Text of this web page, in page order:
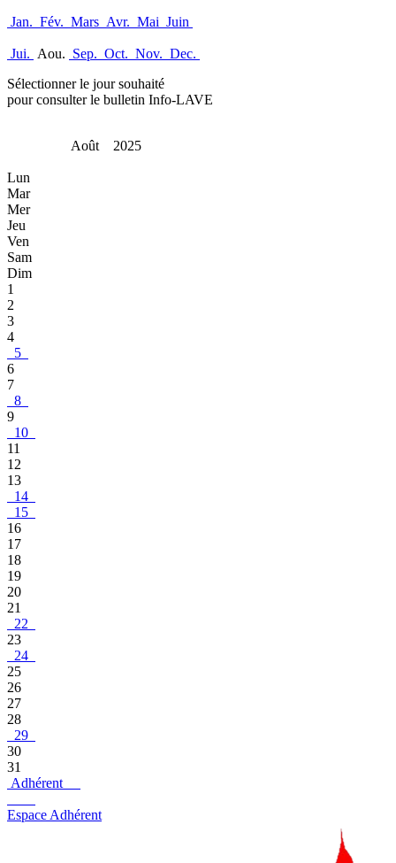
Jan. Fév. Mars Avr. Mai Juin
Jui. Aou. Sep. Oct. Nov. Dec.
Sélectionner le jour souhaité
pour consulter le bulletin Info-LAVE
Août 2025
Lun
Mar
Mer
Jeu
Ven
Sam
Dim
1
2
3
4
5
6
7
8
9
10
11
12
13
14
15
16
17
18
19
20
21
22
23
24
25
26
27
28
29
30
31
Adhérent
Espace Adhérent